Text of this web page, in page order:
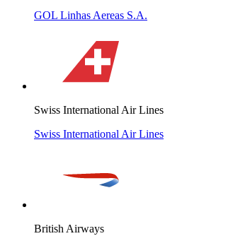
GOL Linhas Aereas S.A.
Swiss International Air Lines
Swiss International Air Lines
British Airways